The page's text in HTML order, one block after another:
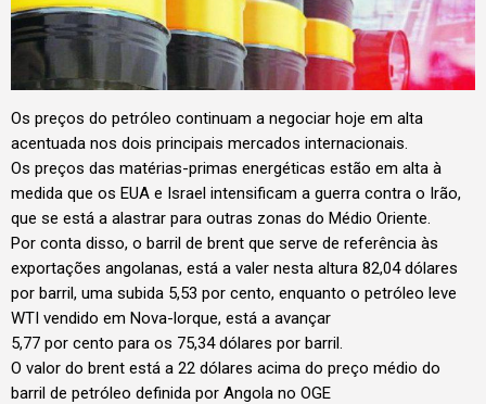
Os preços do petróleo continuam a negociar hoje em alta
acentuada nos dois principais mercados internacionais.
Os preços das matérias-primas energéticas estão em alta à
medida que os EUA e Israel intensificam a guerra contra o Irão,
que se está a alastrar para outras zonas do Médio Oriente.
Por conta disso, o barril de brent que serve de referência às
exportações angolanas, está a valer nesta altura 82,04 dólares
por barril, uma subida 5,53 por cento, enquanto o petróleo leve
WTI vendido em Nova-lorque, está a avançar
5,77 por cento para os 75,34 dólares por barril.
O valor do brent está a 22 dólares acima do preço médio do
barril de petróleo definida por Angola no OGE